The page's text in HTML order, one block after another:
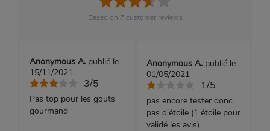
Based on 7 customer reviews
Anonymous A. publié le
15/11/2021
3/5
Pas top pour les gouts
gourmand
Anonymous A. publié le
01/05/2021
1/5
pas encore tester donc
pas d'étoile (1 étoile pour
validé les avis)